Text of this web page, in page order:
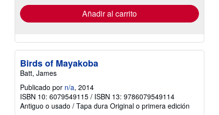
envío
Añadir al carrito
Birds of Mayakoba
Batt, James
Publicado por n/a, 2014
ISBN 10: 6079549115 / ISBN 13: 9786079549114
Antiguo o usado / Tapa dura Original o primera edición